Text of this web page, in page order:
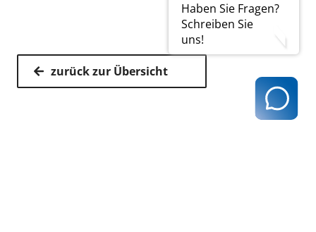
Haben Sie Fragen?
Schreiben Sie
uns!
zurück zur Übersicht